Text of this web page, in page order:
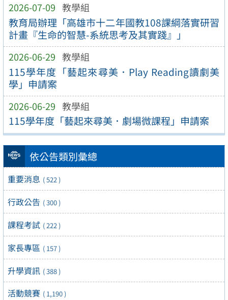
2026-07-09 教學組
教育局辦理「高雄市十二年國教108課綱落實研習
計畫『生命的智慧-系統思考及其實踐』」
2026-06-29 教學組
115學年度「藝起來尋美．Play Reading讀劇美
學」申請案
2026-06-29 教學組
115學年度「藝起來尋美．劇場微課程」申請案
依公告類別彙總
重要消息 ( 522 )
行政公告 ( 300 )
課程考試 ( 222 )
家長專區 ( 157 )
升學資訊 ( 388 )
活動競賽 ( 1,190 )